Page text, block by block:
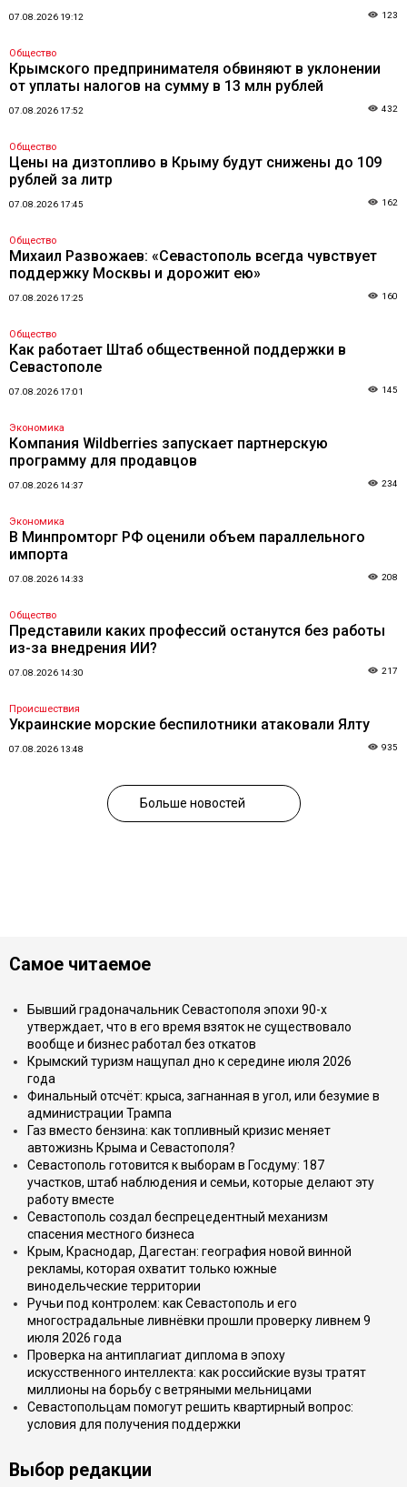
07.08.2026 19:12 123
Общество
Крымского предпринимателя обвиняют в уклонении
от уплаты налогов на сумму в 13 млн рублей
07.08.2026 17:52 432
Общество
Цены на дизтопливо в Крыму будут снижены до 109
рублей за литр
07.08.2026 17:45 162
Общество
Михаил Развожаев: «Севастополь всегда чувствует
поддержку Москвы и дорожит ею»
07.08.2026 17:25 160
Общество
Как работает Штаб общественной поддержки в
Севастополе
07.08.2026 17:01 145
Экономика
Компания Wildberries запускает партнерскую
программу для продавцов
07.08.2026 14:37 234
Экономика
В Минпромторг РФ оценили объем параллельного
импорта
07.08.2026 14:33 208
Общество
Представили каких профессий останутся без работы
из-за внедрения ИИ?
07.08.2026 14:30 217
Происшествия
Украинские морские беспилотники атаковали Ялту
07.08.2026 13:48 935
Больше новостей
Самое читаемое
Бывший градоначальник Севастополя эпохи 90-х
утверждает, что в его время взяток не существовало
вообще и бизнес работал без откатов
Крымский туризм нащупал дно к середине июля 2026
года
Финальный отсчёт: крыса, загнанная в угол, или безумие в
администрации Трампа
Газ вместо бензина: как топливный кризис меняет
автожизнь Крыма и Севастополя?
Севастополь готовится к выборам в Госдуму: 187
участков, штаб наблюдения и семьи, которые делают эту
работу вместе
Севастополь создал беспрецедентный механизм
спасения местного бизнеса
Крым, Краснодар, Дагестан: география новой винной
рекламы, которая охватит только южные
винодельческие территории
Ручьи под контролем: как Севастополь и его
многострадальные ливнёвки прошли проверку ливнем 9
июля 2026 года
Проверка на антиплагиат диплома в эпоху
искусственного интеллекта: как российские вузы тратят
миллионы на борьбу с ветряными мельницами
Севастопольцам помогут решить квартирный вопрос:
условия для получения поддержки
Выбор редакции